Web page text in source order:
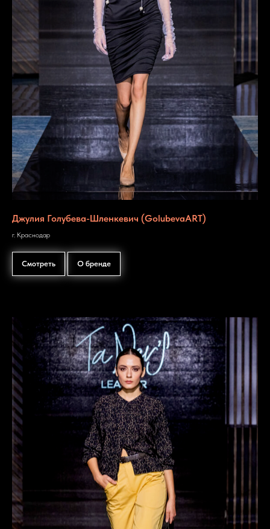
Джулия Голубева-Шленкевич (GolubevaART)
г. Краснодар
Смотреть О бренде